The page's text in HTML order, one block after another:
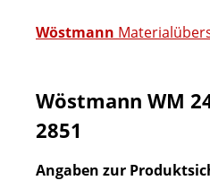
Wöstmann
Wöstmann WM
2851
Angaben zur